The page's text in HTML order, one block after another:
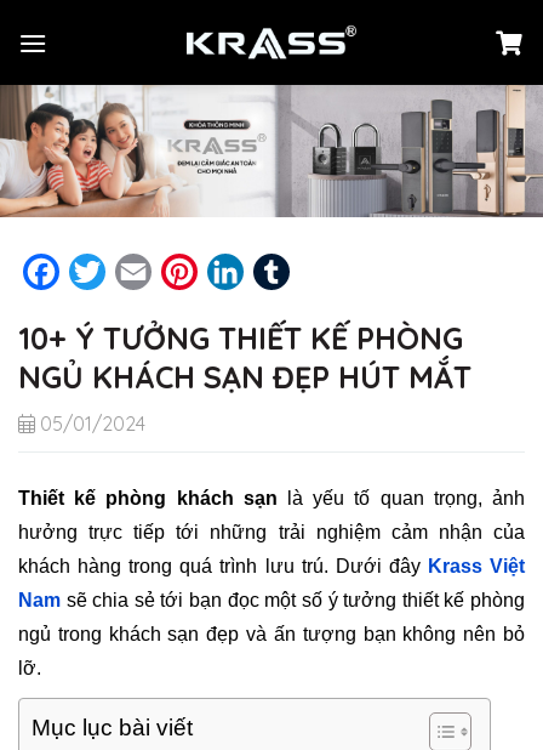
đến
dung
Facebook
TwitterEmail PinterestLinkedIn
10+ Ý TƯỞNG THIẾT KẾ PHÒNG
NGỦ KHÁCH SẠN ĐẸP HÚT MẮT
05/01/2024
Thiết kế phòng khách sạn là yếu tố quan trọng, ảnh
hưởng trực tiếp tới những trải nghiệm cảm nhận của
khách hàng trong quá trình lưu trú. Dưới đây Krass Việt
Nam sẽ chia sẻ tới bạn đọc một số ý tưởng thiết kế phòng
ngủ trong khách sạn đẹp và ấn tượng bạn không nên bỏ
lỡ.
Mục lục bài viết